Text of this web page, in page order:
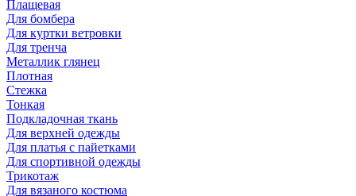
Плащевая
Для бомбера
Для куртки ветровки
Для тренча
Металлик глянец
Плотная
Стежка
Тонкая
Подкладочная ткань
Для верхней одежды
Для платья с пайетками
Для спортивной одежды
Трикотаж
Для вязаного костюма